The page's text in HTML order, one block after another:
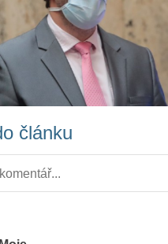
článku